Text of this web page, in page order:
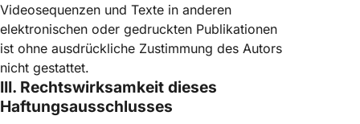
Videosequenzen und Texte in anderen
elektronischen oder gedruckten Publikationen
ist ohne ausdrückliche Zustimmung des Autors
nicht gestattet.
III. Rechtswirksamkeit dieses
Haftungsausschlusses